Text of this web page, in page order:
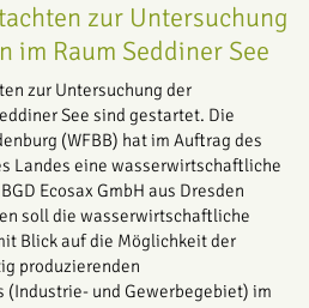
zur Untersuchung
im Raum Seddiner See
zur Untersuchung der
See sind gestartet. Die
(WFBB) hat im Auftrag des
Landes eine wasserwirtschaftliche
Ecosax GmbH aus Dresden
soll die wasserwirtschaftliche
Blick auf die Möglichkeit der
produzierenden
und Gewerbegebiet) im